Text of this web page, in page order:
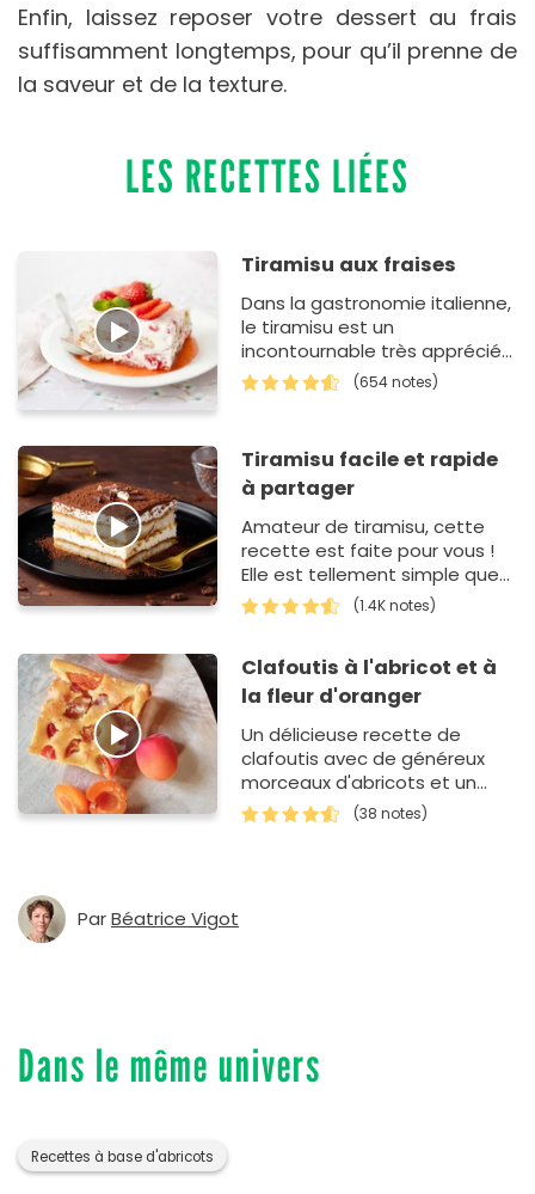
Enfin, laissez reposer votre dessert au frais
suffisamment longtemps, pour qu’il prenne de
la saveur et de la texture.
LES RECETTES LIÉES
Tiramisu aux fraises
Dans la gastronomie italienne,
le tiramisu est un
incontournable très apprécié
un peu partout dans le
monde. C'est un dessert
(654 notes)
Tiramisu facile et rapide
à partager
Amateur de tiramisu, cette
recette est faite pour vous !
Elle est tellement simple que
même les enfants peuvent
venir vous aider pour le
(1.4K notes)
Clafoutis à l'abricot et à
la fleur d'oranger
Un délicieuse recette de
clafoutis avec de généreux
morceaux d'abricots et un
subtil parfum de fleur
d'oranger.
(38 notes)
ParBéatrice Vigot
Dans le même univers
Recettes à base d'abricots